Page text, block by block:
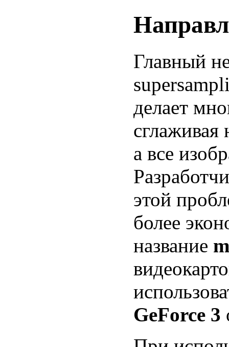
Главный
делает
сглаживая
а все
этой
более
название
GeForce 3